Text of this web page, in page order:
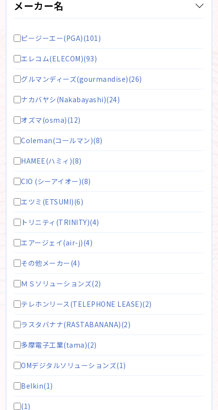
メーカー名
ピージーエー(PGA)(101)
エレコム(ELECOM)(93)
グルマンディーズ(gourmandise)(26)
ナカバヤシ(Nakabayashi)(24)
オズマ(osma)(12)
Coleman(コールマン)(8)
HAMEE(ハミィ)(8)
CIO (シーアイオー)(8)
エツミ(ETSUMI)(6)
トリニティ(TRINITY)(4)
エアージェイ(air-j)(4)
その他メーカー(4)
ＭＳソリューションズ(2)
テレホンリース(TELEPHONE LEASE)(2)
ラスタバナナ(RASTABANANA)(2)
多摩電子工業(tama)(2)
OMデジタルソリューションズ(1)
Belkin(1)
(1)